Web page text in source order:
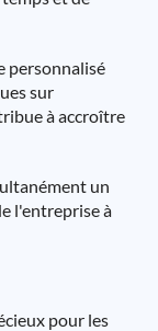
personnalisé
sur
à accroître
un
l'entreprise à
pour les